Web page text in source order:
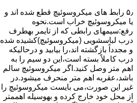
۵٫ رابط های ﻣﯿﮑﺮوﺳﻮﺋﯿﭻ ﻗﻄﻊ شده اند و
ﯾﺎ ﻣﯿﮑﺮوﺳﻮﺋﯿﭻ ﺧﺮاب اﺳﺖ.نحوه
رفع:سیمهای راﺑﻄﯽ ﮐﻪ از ﺗﺎﯾﻤﺮ بهطرف
درب لباسشویی (ﻣﯿﮑﺮوﺳﻮﺋﯿﭻ)کشیده شده
و مجدداً بازگشته اند،را ﺑﯿﺎﺑﯿﺪ و درحالیکه
درب کاملاً ﺑﺴﺘﻪ اﺳﺖ،اﯾﻦ دو ﺳﯿﻢ را ﺑﻪ
اﻫﻢ ﻣﺘﺮ وصل کنید.اﮔﺮ ﻣﯿﮑﺮوﺳﻮﺋﯿﭻ ﺳﺎﻟﻢ
ﺑﺎﺷﺪ،ﻋﻘﺮﺑﻪ اهم متر ﻣﻨﺤﺮف میشود.در
ﻏﯿﺮ اﯾﻦ ﺻﻮرت،می بایست ﻣﯿﮑﺮوﺳﻮﺋﯿﭻ را
از ﻣﺤﻞ خود ﺧﺎرج کرده و بهوسیله اهممتر